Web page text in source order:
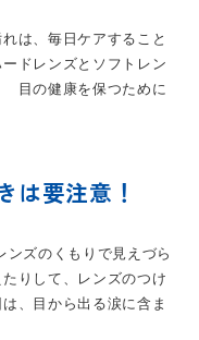
は、毎日ケアすること
ドレンズとソフトレン
目の健康を保つために
は要注意！
ンズのくもりで見えづら
りして、レンズのつけ
、目から出る涙に含ま